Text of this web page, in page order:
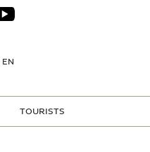
EN
TOURISTS